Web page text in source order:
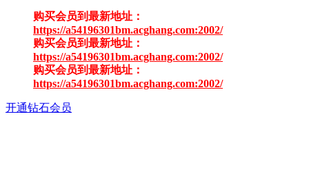
购买会员到最新地址：
https://a54196301bm.acghang.com:2002/
购买会员到最新地址：
https://a54196301bm.acghang.com:2002/
购买会员到最新地址：
https://a54196301bm.acghang.com:2002/
开通钻石会员